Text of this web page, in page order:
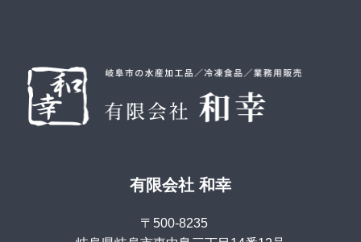
有限会社 和幸
〒500-8235